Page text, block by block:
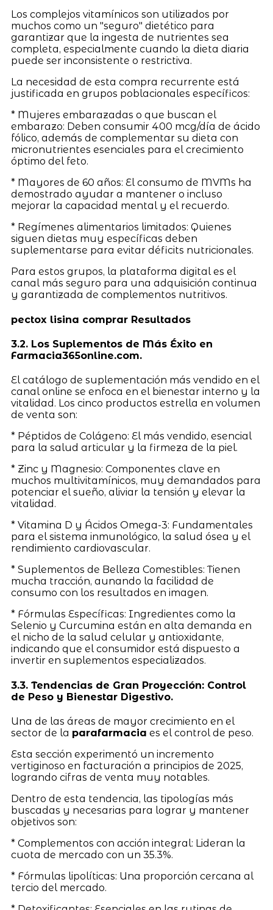
Los complejos vitamínicos son utilizados por
muchos como un "seguro" dietético para
garantizar que la ingesta de nutrientes sea
completa, especialmente cuando la dieta diaria
puede ser inconsistente o restrictiva.
La necesidad de esta compra recurrente está
justificada en grupos poblacionales específicos:
* Mujeres embarazadas o que buscan el
embarazo: Deben consumir 400 mcg/día de ácido
fólico, además de complementar su dieta con
micronutrientes esenciales para el crecimiento
óptimo del feto.
* Mayores de 60 años: El consumo de MVMs ha
demostrado ayudar a mantener o incluso
mejorar la capacidad mental y el recuerdo.
* Regímenes alimentarios limitados: Quienes
siguen dietas muy específicas deben
suplementarse para evitar déficits nutricionales.
Para estos grupos, la plataforma digital es el
canal más seguro para una adquisición continua
y garantizada de complementos nutritivos.
pectox lisina comprar Resultados
3.2. Los Suplementos de Más Éxito en
Farmacia365online.com.
El catálogo de suplementación más vendido en el
canal online se enfoca en el bienestar interno y la
vitalidad. Los cinco productos estrella en volumen
de venta son:
* Péptidos de Colágeno: El más vendido, esencial
para la salud articular y la firmeza de la piel.
* Zinc y Magnesio: Componentes clave en
muchos multivitamínicos, muy demandados para
potenciar el sueño, aliviar la tensión y elevar la
vitalidad.
* Vitamina D y Ácidos Omega-3: Fundamentales
para el sistema inmunológico, la salud ósea y el
rendimiento cardiovascular.
* Suplementos de Belleza Comestibles: Tienen
mucha tracción, aunando la facilidad de
consumo con los resultados en imagen.
* Fórmulas Específicas: Ingredientes como la
Selenio y Curcumina están en alta demanda en
el nicho de la salud celular y antioxidante,
indicando que el consumidor está dispuesto a
invertir en suplementos especializados.
3.3. Tendencias de Gran Proyección: Control
de Peso y Bienestar Digestivo.
Una de las áreas de mayor crecimiento en el
sector de la parafarmacia es el control de peso.
Esta sección experimentó un incremento
vertiginoso en facturación a principios de 2025,
logrando cifras de venta muy notables.
Dentro de esta tendencia, las tipologías más
buscadas y necesarias para lograr y mantener
objetivos son:
* Complementos con acción integral: Lideran la
cuota de mercado con un 35.3%.
* Fórmulas lipolíticas: Una proporción cercana al
tercio del mercado.